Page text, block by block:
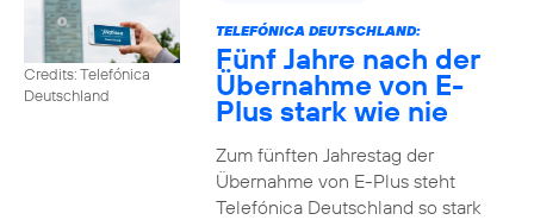
Credits: Telefónica
Deutschland
TELEFÓNICA DEUTSCHLAND:
Fünf Jahre nach der
Übernahme von E-
Plus stark wie nie
Zum fünften Jahrestag der
Übernahme von E-Plus steht
Telefónica Deutschland so stark